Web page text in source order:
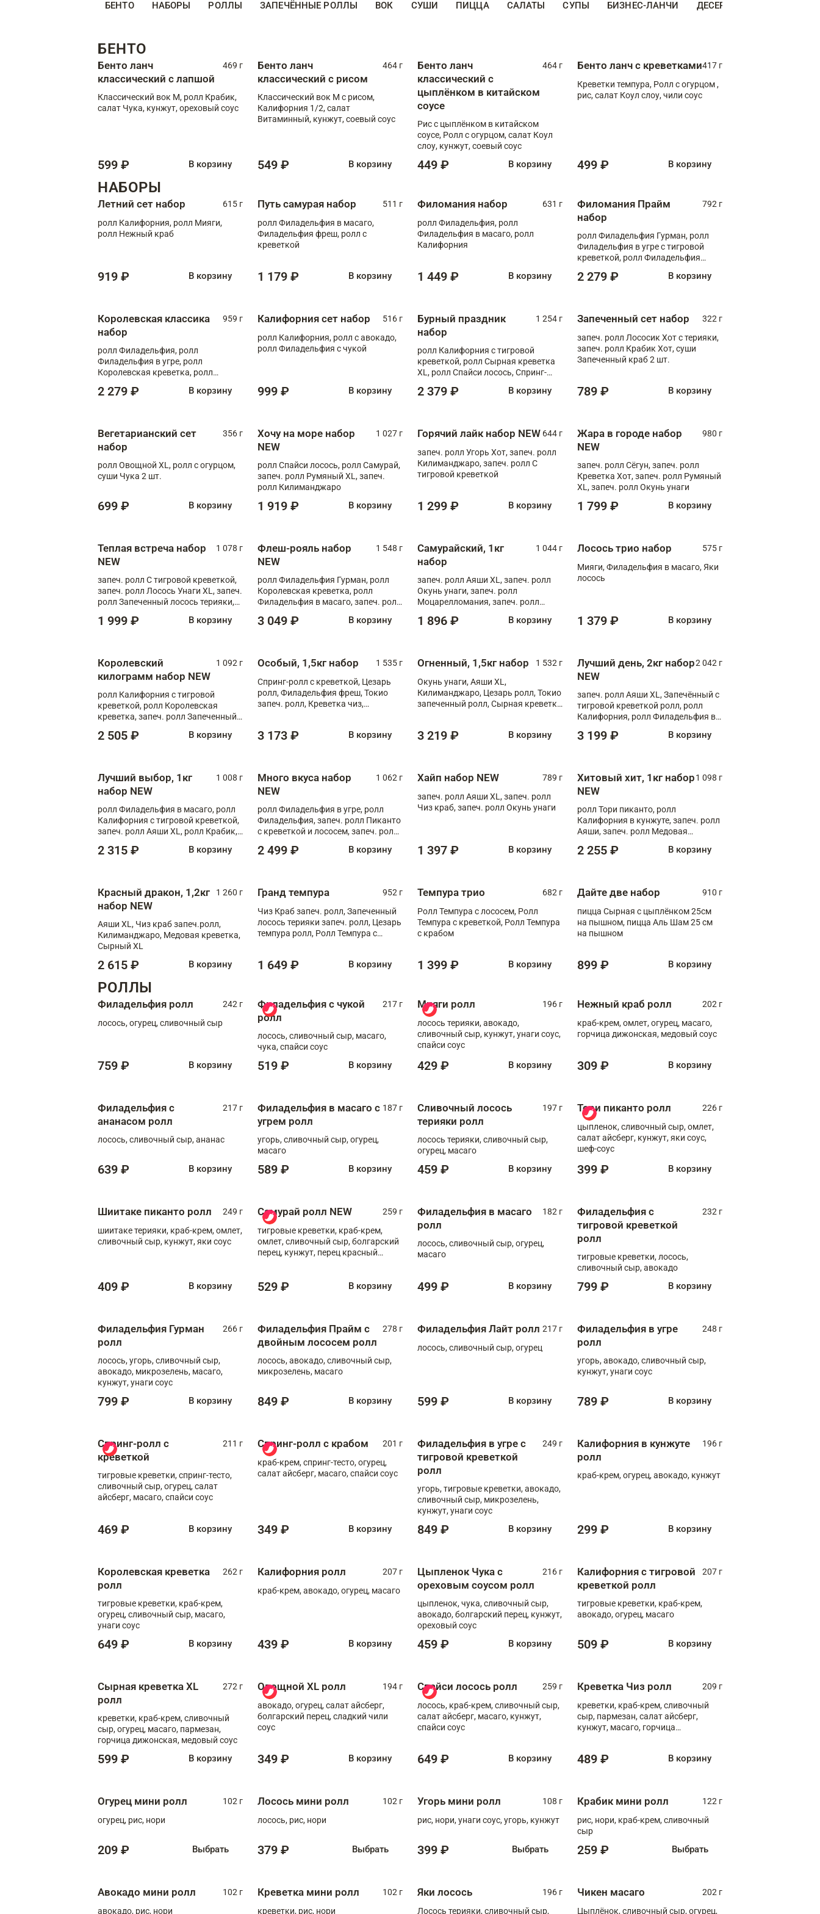
БЕНТО НАБОРЫ РОЛЛЫ ЗАПЕЧЁННЫЕ РОЛЛЫ ВОК СУШИ ПИЦЦА САЛАТЫ СУПЫ БИЗНЕС-ЛАНЧИ ДЕСЕРТЫ
БЕНТО
Бенто ланч
классический с лапшой
469 г
Классический вок М, ролл Крабик,
салат Чука, кунжут, ореховый соус
599 ₽ В корзину
Бенто ланч
классический с рисом
464 г
Классический вок М с рисом,
Калифорния 1/2, салат
Витаминный, кунжут, соевый соус
549 ₽ В корзину
Бенто ланч
классический с
цыплёнком в китайском
соусе
464 г
Рис с цыплёнком в китайском
соусе, Ролл с огурцом, салат Коул
слоу, кунжут, соевый соус
449 ₽ В корзину
Бенто ланч с креветками417 г
Креветки темпура, Ролл с огурцом ,
рис, салат Коул слоу, чили соус
499 ₽ В корзину
НАБОРЫ
Летний сет набор
615 г
ролл Калифорния, ролл Мияги,
ролл Нежный краб
919 ₽ В корзину
Путь самурая набор
511 г
ролл Филадельфия в масаго,
Филадельфия фреш, ролл с
креветкой
1 179 ₽ В корзину
Филомания набор
631 г
ролл Филадельфия, ролл
Филадельфия в масаго, ролл
Калифорния
1 449 ₽ В корзину
Филомания Прайм
набор
792 г
ролл Филадельфия Гурман, ролл
Филадельфия в угре с тигровой
креветкой, ролл Филадельфия
2 279 ₽ В корзину
Королевская классика
набор
959 г
ролл Филадельфия, ролл
Филадельфия в угре, ролл
Королевская креветка, ролл
2 279 ₽ В корзину
Калифорния сет набор
516 г
ролл Калифорния, ролл с авокадо,
ролл Филадельфия с чукой
999 ₽ В корзину
Бурный праздник
набор
1 254 г
ролл Калифорния с тигровой
креветкой, ролл Сырная креветка
XL, ролл Спайси лосось, Спринг-
Медовая креветка
2 379 ₽ В корзину
Запеченный сет набор
322 г
запеч. ролл Лососик Хот с терияки,
запеч. ролл Крабик Хот, суши
Запеченный краб 2 шт.
789 ₽ В корзину
Вегетарианский сет
набор
356 г
ролл Овощной XL, ролл с огурцом,
суши Чука 2 шт.
699 ₽ В корзину
Хочу на море набор
NEW
1 027 г
ролл Спайси лосось, ролл Самурай,
запеч. ролл Румяный XL, запеч.
ролл Килиманджаро
1 919 ₽ В корзину
Горячий лайк набор NEW 644 г
запеч. ролл Угорь Хот, запеч. ролл
Килиманджаро, запеч. ролл С
тигровой креветкой
1 299 ₽ В корзину
Жара в городе набор
NEW
980 г
запеч. ролл Сёгун, запеч. ролл
Креветка Хот, запеч. ролл Румяный
XL, запеч. ролл Окунь унаги
1 799 ₽ В корзину
Теплая встреча набор
NEW
1 078 г
запеч. ролл С тигровой креветкой,
запеч. ролл Лосось Унаги XL, запеч.
ролл Запеченный лосось терияки,
1 999 ₽ В корзину
Флеш-рояль набор
NEW
1 548 г
ролл Филадельфия Гурман, ролл
Королевская креветка, ролл
Филадельфия в масаго, запеч. ролл
Тигровая креветка с моцареллой,
3 049 ₽ В корзину
Самурайский, 1кг
набор
1 044 г
запеч. ролл Аяши XL, запеч. ролл
Окунь унаги, запеч. ролл
Моцарелломания, запеч. ролл
1 896 ₽ В корзину
Лосось трио набор
575 г
Мияги, Филадельфия в масаго, Яки
лосось
1 379 ₽ В корзину
Королевский
килограмм набор NEW
1 092 г
ролл Калифорния с тигровой
креветкой, ролл Королевская
креветка, запеч. ролл Запеченный
XL, запеч. ролл Крабик Хот
2 505 ₽ В корзину
Особый, 1,5кг набор
1 535 г
Спринг-ролл с креветкой, Цезарь
ролл, Филадельфия фреш, Токио
запеч. ролл, Креветка чиз,
3 173 ₽ В корзину
Огненный, 1,5кг набор
1 532 г
Окунь унаги, Аяши XL,
Килиманджаро, Цезарь ролл, Токио
запеченный ролл, Сырная креветка
3 219 ₽ В корзину
Лучший день, 2кг набор
NEW
2 042 г
запеч. ролл Аяши XL, Запечённый с
тигровой креветкой ролл, ролл
Калифорния, ролл Филадельфия в
запеч. ролл Моцарелломания, ролл
3 199 ₽ В корзину
Лучший выбор, 1кг
набор NEW
1 008 г
ролл Филадельфия в масаго, ролл
Калифорния с тигровой креветкой,
запеч. ролл Аяши XL, ролл Крабик,
2 315 ₽ В корзину
Много вкуса набор
NEW
1 062 г
ролл Филадельфия в угре, ролл
Филадельфия, запеч. ролл Пиканто
с креветкой и лососем, запеч. ролл
2 499 ₽ В корзину
Хайп набор NEW
789 г
запеч. ролл Аяши XL, запеч. ролл
Чиз краб, запеч. ролл Окунь унаги
1 397 ₽ В корзину
Хитовый хит, 1кг набор
NEW
1 098 г
ролл Тори пиканто, ролл
Калифорния в кунжуте, запеч. ролл
Аяши, запеч. ролл Медовая
чукой
2 255 ₽ В корзину
Красный дракон, 1,2кг
набор NEW
1 260 г
Аяши XL, Чиз краб запеч.ролл,
Килиманджаро, Медовая креветка,
Сырный XL
2 615 ₽ В корзину
Гранд темпура
952 г
Чиз Краб запеч. ролл, Запеченный
лосось терияки запеч. ролл, Цезарь
темпура ролл, Ролл Темпура с
1 649 ₽ В корзину
Темпура трио
682 г
Ролл Темпура с лососем, Ролл
Темпура с креветкой, Ролл Темпура
с крабом
1 399 ₽ В корзину
Дайте две набор
910 г
пицца Сырная с цыплёнком 25см
на пышном, пицца Аль Шам 25 см
на пышном
899 ₽ В корзину
РОЛЛЫ
Филадельфия ролл
242 г
лосось, огурец, сливочный сыр
759 ₽ В корзину
Филадельфия с чукой
ролл
217 г
лосось, сливочный сыр, масаго,
чука, спайси соус
519 ₽ В корзину
Мияги ролл
196 г
лосось терияки, авокадо,
сливочный сыр, кунжут, унаги соус,
спайси соус
429 ₽ В корзину
Нежный краб ролл
202 г
краб-крем, омлет, огурец, масаго,
горчица дижонская, медовый соус
309 ₽ В корзину
Филадельфия с
ананасом ролл
217 г
лосось, сливочный сыр, ананас
639 ₽ В корзину
Филадельфия в масаго с
угрем ролл
187 г
угорь, сливочный сыр, огурец,
масаго
589 ₽ В корзину
Сливочный лосось
терияки ролл
197 г
лосось терияки, сливочный сыр,
огурец, масаго
459 ₽ В корзину
Тори пиканто ролл
226 г
цыпленок, сливочный сыр, омлет,
салат айсберг, кунжут, яки соус,
шеф-соус
399 ₽ В корзину
Шиитаке пиканто ролл
249 г
шиитаке терияки, краб-крем, омлет,
сливочный сыр, кунжут, яки соус
409 ₽ В корзину
Самурай ролл NEW
259 г
тигровые креветки, краб-крем,
омлет, сливочный сыр, болгарский
перец, кунжут, перец красный
529 ₽ В корзину
Филадельфия в масаго
ролл
182 г
лосось, сливочный сыр, огурец,
масаго
499 ₽ В корзину
Филадельфия с
тигровой креветкой
ролл
232 г
тигровые креветки, лосось,
сливочный сыр, авокадо
799 ₽ В корзину
Филадельфия Гурман
ролл
266 г
лосось, угорь, сливочный сыр,
авокадо, микрозелень, масаго,
кунжут, унаги соус
799 ₽ В корзину
Филадельфия Прайм с
двойным лососем ролл
278 г
лосось, авокадо, сливочный сыр,
микрозелень, масаго
849 ₽ В корзину
Филадельфия Лайт ролл 217 г
лосось, сливочный сыр, огурец
599 ₽ В корзину
Филадельфия в угре
ролл
248 г
угорь, авокадо, сливочный сыр,
кунжут, унаги соус
789 ₽ В корзину
Спринг-ролл с
креветкой
211 г
тигровые креветки, спринг-тесто,
сливочный сыр, огурец, салат
айсберг, масаго, спайси соус
469 ₽ В корзину
Спринг-ролл с крабом
201 г
краб-крем, спринг-тесто, огурец,
салат айсберг, масаго, спайси соус
349 ₽ В корзину
Филадельфия в угре с
тигровой креветкой
ролл
249 г
угорь, тигровые креветки, авокадо,
сливочный сыр, микрозелень,
кунжут, унаги соус
849 ₽ В корзину
Калифорния в кунжуте
ролл
196 г
краб-крем, огурец, авокадо, кунжут
299 ₽ В корзину
Королевская креветка
ролл
262 г
тигровые креветки, краб-крем,
огурец, сливочный сыр, масаго,
унаги соус
649 ₽ В корзину
Калифорния ролл
207 г
краб-крем, авокадо, огурец, масаго
439 ₽ В корзину
Цыпленок Чука с
ореховым соусом ролл
216 г
цыпленок, чука, сливочный сыр,
авокадо, болгарский перец, кунжут,
ореховый соус
459 ₽ В корзину
Калифорния с тигровой
креветкой ролл
207 г
тигровые креветки, краб-крем,
авокадо, огурец, масаго
509 ₽ В корзину
Сырная креветка XL
ролл
272 г
креветки, краб-крем, сливочный
сыр, огурец, масаго, пармезан,
горчица дижонская, медовый соус
599 ₽ В корзину
Овощной XL ролл
194 г
авокадо, огурец, салат айсберг,
болгарский перец, сладкий чили
соус
349 ₽ В корзину
Спайси лосось ролл
259 г
лосось, краб-крем, сливочный сыр,
салат айсберг, масаго, кунжут,
спайси соус
649 ₽ В корзину
Креветка Чиз ролл
209 г
креветки, краб-крем, сливочный
сыр, пармезан, салат айсберг,
кунжут, масаго, горчица
489 ₽ В корзину
Огурец мини ролл
102 г
огурец, рис, нори
209 ₽ Выбрать
Лосось мини ролл
102 г
лосось, рис, нори
379 ₽ Выбрать
Угорь мини ролл
108 г
рис, нори, унаги соус, угорь, кунжут
399 ₽ Выбрать
Крабик мини ролл
122 г
рис, нори, краб-крем, сливочный
сыр
259 ₽ Выбрать
Авокадо мини ролл
102 г
авокадо, рис, нори
Креветка мини ролл
102 г
креветки, рис, нори
Яки лосось
196 г
Лосось терияки, сливочный сыр,
Чикен масаго
202 г
Цыплёнок, сливочный сыр, огурец,